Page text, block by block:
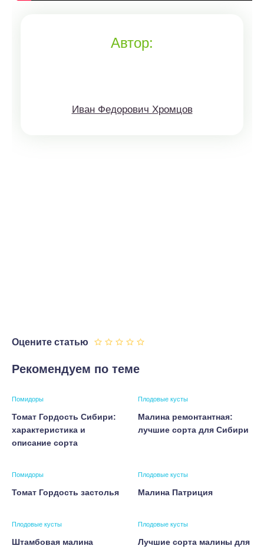
Автор:
Иван Федорович Хромцов
Оцените статью
Рекомендуем по теме
Помидоры
Томат Гордость Сибири:
характеристика и
описание сорта
Плодовые кусты
Малина ремонтантная:
лучшие сорта для Сибири
Помидоры
Томат Гордость застолья
Плодовые кусты
Малина Патриция
Плодовые кусты
Штамбовая малина
Плодовые кусты
Лучшие сорта малины для